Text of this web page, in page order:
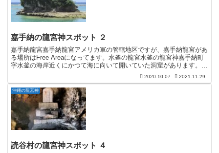
嘉手納の龍宮神スポット ２
嘉手納龍宮嘉手納龍宮アメリカ軍の管轄地区ですが、嘉手納龍宮があ
る場所はFree Areaになってます。水釜の龍宮水釜の龍宮神嘉手納町
字水釜の海岸近くにかつて海に向いて開いていた洞窟があります。洞
2020.10.07 2021.11.29
沖縄の龍宮神
読谷村の龍宮神スポット ４